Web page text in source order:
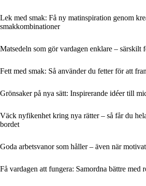
Lek med smak: Få ny matinspiration genom
smakkombinationer
Matsedeln som gör vardagen enklare – särskilt
Fett med smak: Så använder du fetter för att
Grönsaker på nya sätt: Inspirerande idéer till
Väck nyfikenhet kring nya rätter – så får du
bordet
Goda arbetsvanor som håller – även när
Få vardagen att fungera: Samordna bättre med